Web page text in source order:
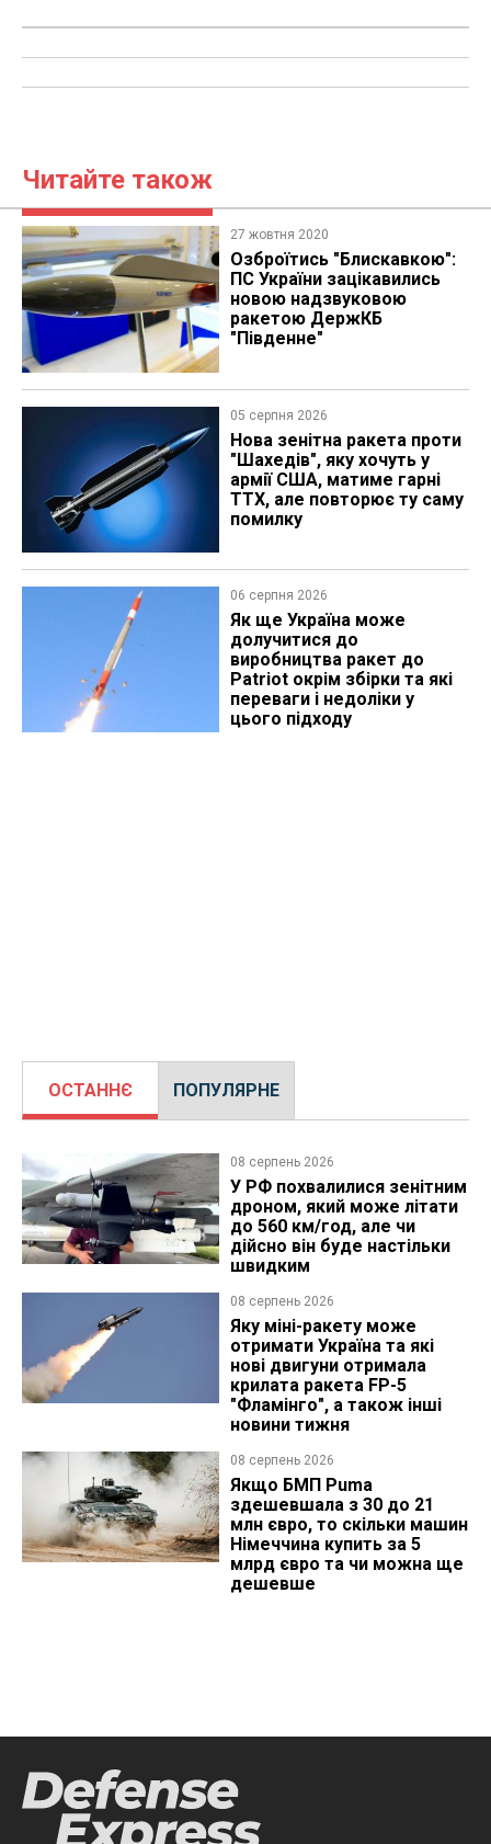
Читайте також
27 жовтня 2020
Озброїтись "Блискавкою":
ПС України зацікавились
новою надзвуковою
ракетою ДержКБ
"Південне"
05 серпня 2026
Нова зенітна ракета проти
"Шахедів", яку хочуть у
армії США, матиме гарні
ТТХ, але повторює ту саму
помилку
06 серпня 2026
Як ще Україна може
долучитися до
виробництва ракет до
Patriot окрім збірки та які
переваги і недоліки у
цього підходу
ОСТАННЄ ПОПУЛЯРНЕ
08 серпень 2026
У РФ похвалилися зенітним
дроном, який може літати
до 560 км/год, але чи
дійсно він буде настільки
швидким
08 серпень 2026
Яку міні-ракету може
отримати Україна та які
нові двигуни отримала
крилата ракета FP-5
"Фламінго", а також інші
новини тижня
08 серпень 2026
Якщо БМП Puma
здешевшала з 30 до 21
млн євро, то скільки машин
Німеччина купить за 5
млрд євро та чи можна ще
дешевше